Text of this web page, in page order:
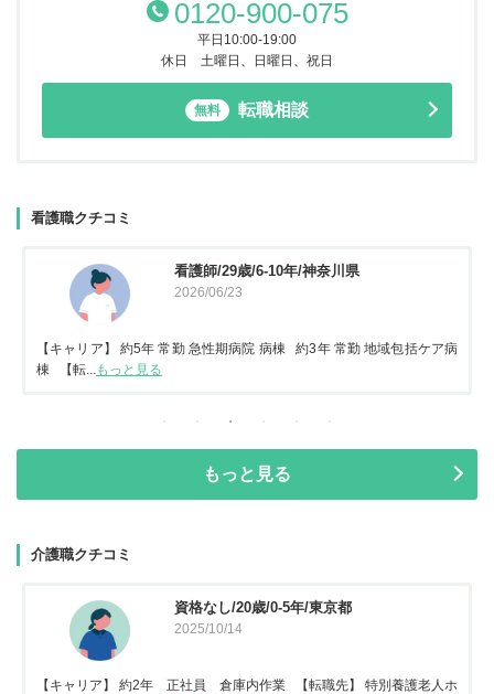
0120-900-075
平日10:00-19:00
休日 土曜日、日曜日、祝日
無料 転職相談
看護職クチコミ
看護師/29歳/6-10年/神奈川県
2026/06/23
【キャリア】 約5年 常勤 急性期病院 病棟 約3年 常勤 地域包括ケア病
棟 【転...
もっと見る
もっと見る
介護職クチコミ
資格なし/20歳/0-5年/東京都
2025/10/14
【キャリア】 約2年 正社員 倉庫内作業 【転職先】 特別養護老人ホ